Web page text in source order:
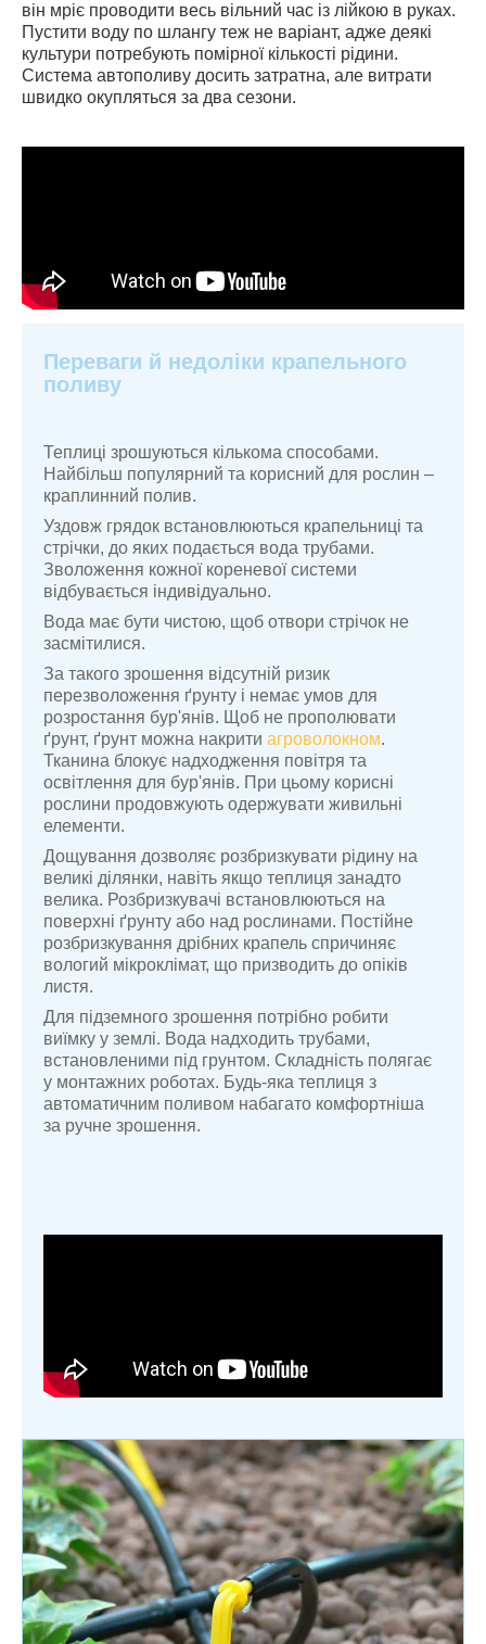
він мріє проводити весь вільний час із лійкою в руках.
Пустити воду по шлангу теж не варіант, адже деякі
культури потребують помірної кількості рідини.
Система автополиву досить затратна, але витрати
швидко окупляться за два сезони.
Переваги й недоліки крапельного
поливу
Теплиці зрошуються кількома способами.
Найбільш популярний та корисний для рослин –
краплинний полив.
Уздовж грядок встановлюються крапельниці та
стрічки, до яких подається вода трубами.
Зволоження кожної кореневої системи
відбувається індивідуально.
Вода має бути чистою, щоб отвори стрічок не
засмітилися.
За такого зрошення відсутній ризик
перезволоження ґрунту і немає умов для
розростання бур'янів. Щоб не прополювати
ґрунт, ґрунт можна накрити агроволокном.
Тканина блокує надходження повітря та
освітлення для бур'янів. При цьому корисні
рослини продовжують одержувати живильні
елементи.
Дощування дозволяє розбризкувати рідину на
великі ділянки, навіть якщо теплиця занадто
велика. Розбризкувачі встановлюються на
поверхні ґрунту або над рослинами. Постійне
розбризкування дрібних крапель спричиняє
вологий мікроклімат, що призводить до опіків
листя.
Для підземного зрошення потрібно робити
виїмку у землі. Вода надходить трубами,
встановленими під грунтом. Складність полягає
у монтажних роботах. Будь-яка теплиця з
автоматичним поливом набагато комфортніша
за ручне зрошення.